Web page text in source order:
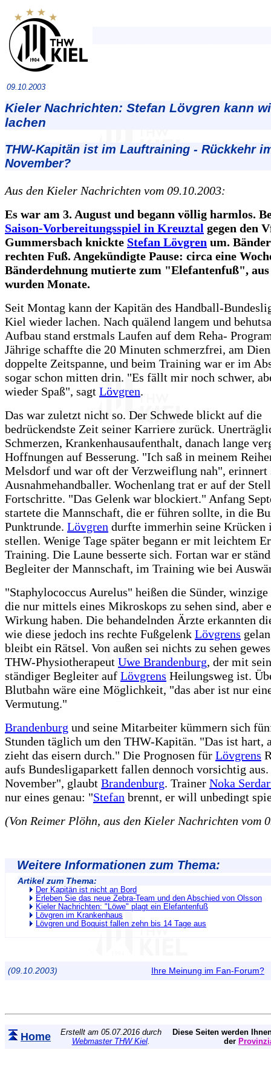
09.10.2003
Kieler Nachrichten: Stefan Lövgren kann
lachen
THW-Kapitän ist im Lauftraining - Rückkehr
November?
Aus den Kieler Nachrichten vom 09.10.2003:
Es war am 3. August und begann völlig harmlos.
Saison-Vorbereitungsspiel in Kreuztal gegen den
Gummersbach knickte Stefan Lövgren um.
rechten Fuß. Angekündigte Pause: circa eine
Bänderdehnung mutierte zum "Elefantenfuß", aus
wurden Monate.
Seit Montag kann der Kapitän des Handball-
Kiel wieder lachen. Nach quälend langem und
Aufbau stand erstmals Laufen auf dem Reha-
Jährige schaffte die 20 Minuten schmerzfrei, am
doppelte Zeitspanne, und beim Training war er im
sogar schon mitten drin. "Es fällt mir noch schwer,
wieder Spaß", sagt Lövgren.
Das war zuletzt nicht so. Der Schwede blickt auf die
bedrückendste Zeit seiner Karriere zurück.
Schmerzen, Krankenhausaufenthalt, danach lange
Hoffnungen auf Besserung. "Ich saß in meinem
Melsdorf und war oft der Verzweiflung nah", erinnert
Ausnahmehandballer. Wochenlang trat er auf der
Fortschritte. "Das Gelenk war blockiert." Anfang
startete die Mannschaft, die er führen sollte, in die
Punktrunde. Lövgren durfte immerhin seine Krücken
stellen. Wenige Tage später begann er mit leichtem
Training. Die Laune besserte sich. Fortan war er
Begleiter der Mannschaft, im Training wie bei
"Staphylococcus Aurelus" heißen die Sünder,
die nur mittels eines Mikroskops zu sehen sind, aber
Wirkung haben. Die behandelnden Ärzte erkannten
wie diese jedoch ins rechte Fußgelenk Lövgrens
bleibt ein Rätsel. Von außen sei nichts zu sehen
THW-Physiotherapeut Uwe Brandenburg, der mit
ständiger Begleiter auf Lövgrens Heilungsweg ist.
Blutbahn wäre eine Möglichkeit, "das aber ist nur
Vermutung."
Brandenburg und seine Mitarbeiter kümmern sich
Stunden täglich um den THW-Kapitän. "Das ist hart,
zieht das eisern durch." Die Prognosen für Lövgrens
aufs Bundesligaparkett fallen dennoch vorsichtig
November", glaubt Brandenburg. Trainer Noka
nur eines genau: "Stefan brennt, er will unbedingt
(Von Reimer Plöhn, aus den Kieler Nachrichten vom
Weitere Informationen zum Thema:
Artikel zum Thema:
Der Kapitän ist nicht an Bord
Erleben Sie das neue Zebra-Team und den Abschied von Olsson
Kieler Nachrichten: "Löwe" plagt ein Elefantenfuß
Lövgren im Krankenhaus
Lövgren und Boquist fallen zehn bis 14 Tage aus
(09.10.2003) Ihre Meinung im Fan-Forum?
Home
Erstellt am 05.07.2016 durch
Webmaster THW Kiel.
Diese Seiten werden
der